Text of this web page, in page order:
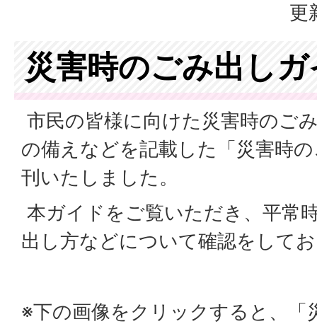
更
災害時のごみ出し
市民の皆様に向けた災害時のご
の備えなどを記載した「災害時
刊いたしました。
本ガイドをご覧いただき、平常
出し方などについて確認をして
※下の画像をクリックすると、「